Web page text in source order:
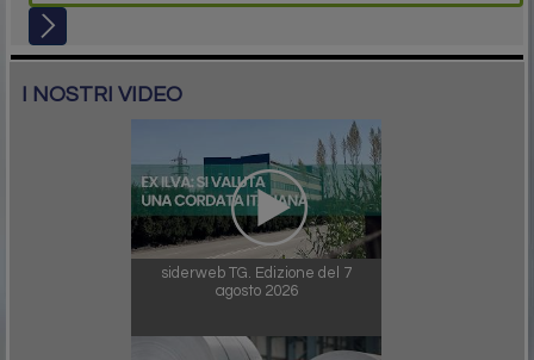
I NOSTRI VIDEO
siderweb TG. Edizione del 7
agosto 2026